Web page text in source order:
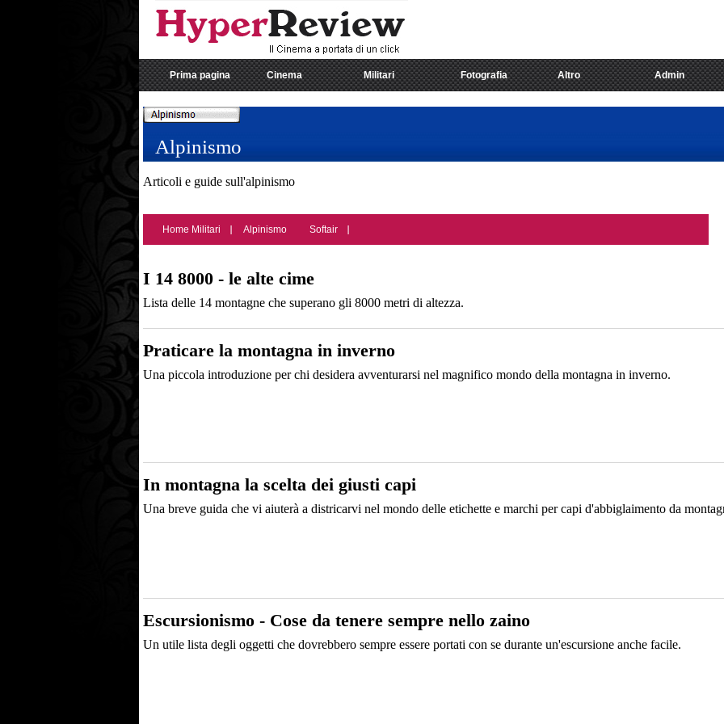
Prima pagina Cinema Militari Fotografia Altro Admin
Alpinismo
Articoli e guide sull'alpinismo
Home Militari Alpinismo Softair
I 14 8000 - le alte cime
Lista delle 14 montagne che superano gli 8000 metri di altezza.
Praticare la montagna in inverno
Una piccola introduzione per chi desidera avventurarsi nel magnifico mondo della montagna in inverno.
In montagna la scelta dei giusti capi
Una breve guida che vi aiuterà a districarvi nel mondo delle etichette e marchi per capi d'abbiglaimento da
Escursionismo - Cose da tenere sempre nello zaino
Un utile lista degli oggetti che dovrebbero sempre essere portati con se durante un'escursione anche facile.